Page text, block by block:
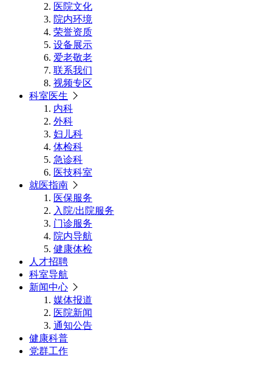
医院文化
院内环境
荣誉资质
设备展示
爱老敬老
联系我们
视频专区
科室医生
内科
外科
妇儿科
体检科
急诊科
医技科室
就医指南
医保服务
入院/出院服务
门诊服务
院内导航
健康体检
人才招聘
科室导航
新闻中心
媒体报道
医院新闻
通知公告
健康科普
党群工作